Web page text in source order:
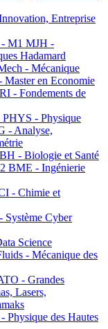
Entreprise
M1 MJH -
Hadamard
- Mécanique
en Economie
- Fondements de
- Physique
- Analyse,
- Biologie et Santé
BME - Ingénierie
- Chimie et
Système Cyber
Science
- Mécanique des
- Grandes
Lasers,
des Hautes